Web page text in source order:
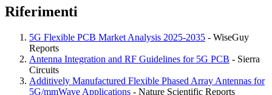
Riferimenti
5G Flexible PCB Market Analysis 2025-2035 - WiseGuy
Reports
Antenna Integration and RF Guidelines for 5G PCB - Sierra
Circuits
Additively Manufactured Flexible Phased Array Antennas for
5G/mmWave Applications - Nature Scientific Reports